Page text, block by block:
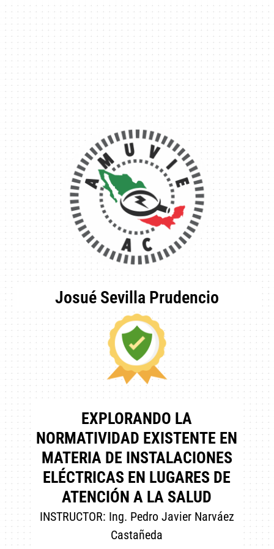
Josué Sevilla Prudencio
EXPLORANDO LA
NORMATIVIDAD EXISTENTE EN
MATERIA DE INSTALACIONES
ELÉCTRICAS EN LUGARES DE
ATENCIÓN A LA SALUD
INSTRUCTOR: Ing. Pedro Javier Narváez
Castañeda